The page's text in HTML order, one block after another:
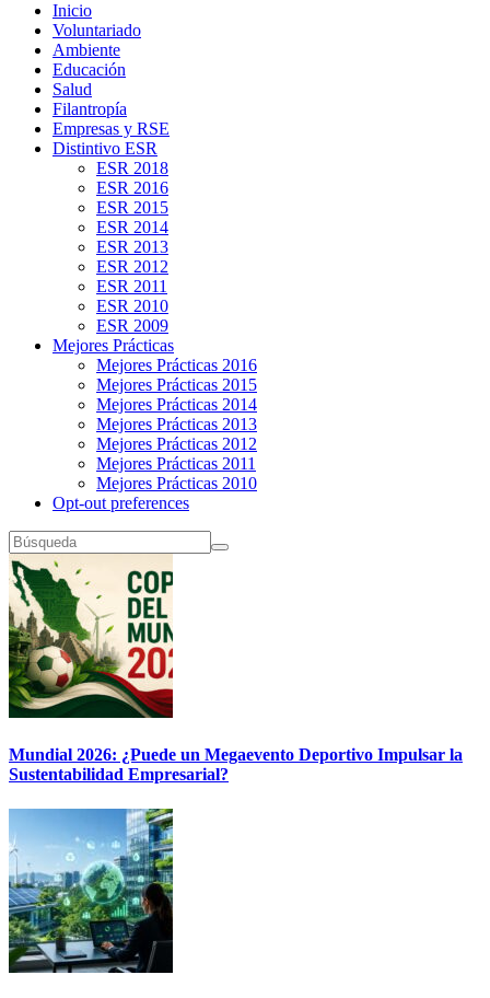
Inicio
Voluntariado
Ambiente
Educación
Salud
Filantropía
Empresas y RSE
Distintivo ESR
ESR 2018
ESR 2016
ESR 2015
ESR 2014
ESR 2013
ESR 2012
ESR 2011
ESR 2010
ESR 2009
Mejores Prácticas
Mejores Prácticas 2016
Mejores Prácticas 2015
Mejores Prácticas 2014
Mejores Prácticas 2013
Mejores Prácticas 2012
Mejores Prácticas 2011
Mejores Prácticas 2010
Opt-out preferences
Mundial 2026: ¿Puede un Megaevento Deportivo Impulsar la
Sustentabilidad Empresarial?